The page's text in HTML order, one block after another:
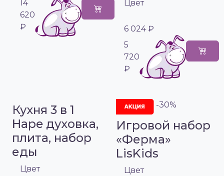
14
620
₽
Цвет
6 024 ₽
5
720
₽
Кухня 3 в 1
Hape духовка,
плита, набор
еды
Цвет
-30%
Игровой набор
«Ферма»
LisKids
Цвет